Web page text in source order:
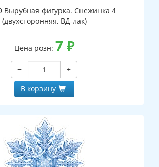
Вырубная фигурка. Снежинка 4
(двухсторонняя, ВД-лак)
Цена розн: 7 ₽
−
+
В корзину